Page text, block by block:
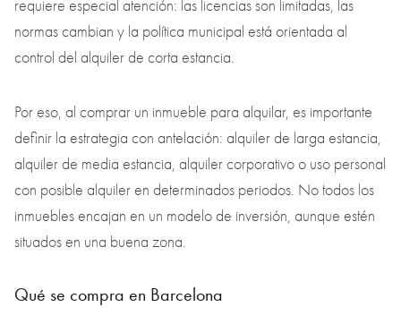
requiere especial atención: las licencias son limitadas, las
normas cambian y la política municipal está orientada al
control del alquiler de corta estancia.
Por eso, al comprar un inmueble para alquilar, es importante
definir la estrategia con antelación: alquiler de larga estancia,
alquiler de media estancia, alquiler corporativo o uso personal
con posible alquiler en determinados periodos. No todos los
inmuebles encajan en un modelo de inversión, aunque estén
situados en una buena zona.
Qué se compra en Barcelona